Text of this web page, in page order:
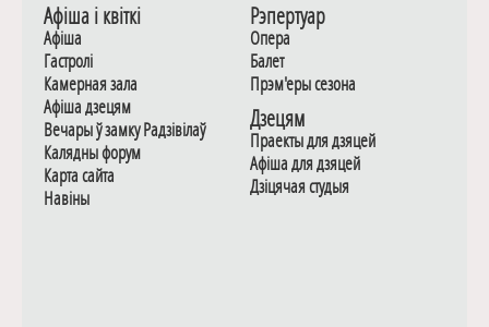
Афiша i квiткi
Афiша
Гастролi
Камерная зала
Афiша дзецям
Вечары ў замку Радзiвiлаў
Калядны форум
Карта сайта
Навiны
Рэпертуар
Опера
Балет
Прэм'еры сезона
Дзецям
Праекты для дзяцей
Афiша для дзяцей
Дзiцячая студыя